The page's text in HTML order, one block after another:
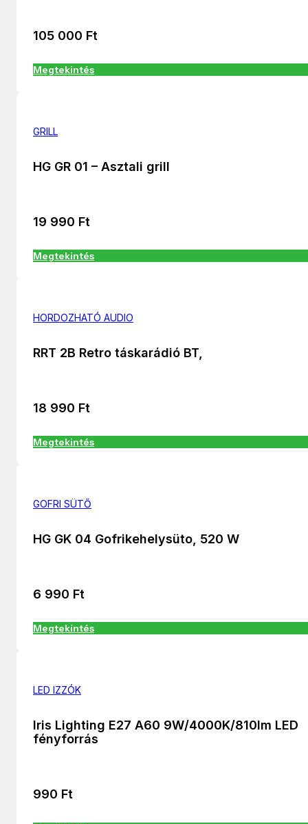
105 000 Ft
Megtekintés
GRILL
HG GR 01 – Asztali grill
19 990 Ft
Megtekintés
HORDOZHATÓ AUDIO
RRT 2B Retro táskarádió BT,
18 990 Ft
Megtekintés
GOFRI SÜTŐ
HG GK 04 Gofrikehelysüto, 520 W
6 990 Ft
Megtekintés
LED IZZÓK
Iris Lighting E27 A60 9W/4000K/810lm LED
fényforrás
990 Ft